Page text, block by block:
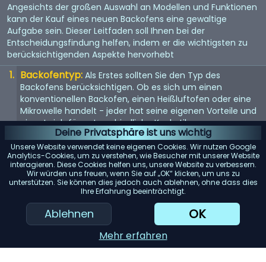
Deine Privatsphäre ist uns wichtig
Unsere Website verwendet keine eigenen Cookies. Wir nutzen Google
Analytics-Cookies, um zu verstehen, wie Besucher mit unserer Website
interagieren. Diese Cookies helfen uns, unsere Website zu verbessern.
Wir würden uns freuen, wenn Sie auf „OK“ klicken, um uns zu
unterstützen. Sie können dies jedoch auch ablehnen, ohne dass dies
Ihre Erfahrung beeinträchtigt.
Ablehnen OK
Mehr erfahren
Angesichts der großen Auswahl an Modellen und Funktionen
kann der Kauf eines neuen Backofens eine gewaltige
Aufgabe sein. Dieser Leitfaden soll Ihnen bei der
Entscheidungsfindung helfen, indem er die wichtigsten zu
berücksichtigenden Aspekte hervorhebt
Backofentyp: Als Erstes sollten Sie den Typ des
Backofens berücksichtigen. Ob es sich um einen
konventionellen Backofen, einen Heißluftofen oder eine
Mikrowelle handelt - jeder hat seine eigenen Vorteile und
eignet sich für unterschiedliche Kochstile.
Größe: Die Größe des Backofens sollte sowohl Ihren
Kochanforderungen als auch dem verfügbaren Platz in
Ihrer Küche entsprechen. Messen Sie den verfügbaren
Raum und berücksichtigen Sie das Fassungsvermögen
des Backofens.
Energieeffizienz:
Achten Sie auf energieeffiziente
Modelle. Diese können zwar zunächst teurer sein, aber auf
lange Sicht Geld sparen.
Funktionen: